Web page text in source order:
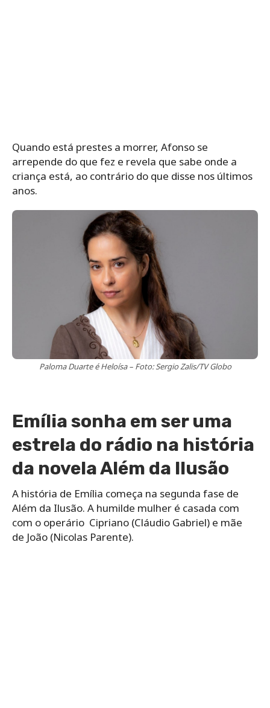
Quando está prestes a morrer, Afonso se
arrepende do que fez e revela que sabe onde a
criança está, ao contrário do que disse nos últimos
anos.
Paloma Duarte é Heloísa – Foto: Sergio Zalis/TV Globo
Emília sonha em ser uma
estrela do rádio na história
da novela Além da Ilusão
A história de Emília começa na segunda fase de
Além da Ilusão. A humilde mulher é casada com
com o operário Cipriano (Cláudio Gabriel) e mãe
de João (Nicolas Parente).